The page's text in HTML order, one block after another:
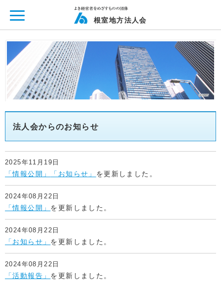
根室地方法人会
法人会からのお知らせ
2025年11月19日
「情報公開」 「お知らせ」 を更新しました。
2024年08月22日
「情報公開」 を更新しました。
2024年08月22日
「お知らせ」 を更新しました。
2024年08月22日
「活動報告」 を更新しました。